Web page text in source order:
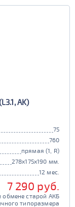
AK)
75
760
прямая (1, R)
278x175x190 мм.
12 мес.
7 290 руб.
обмене старой АКБ
типоразмера